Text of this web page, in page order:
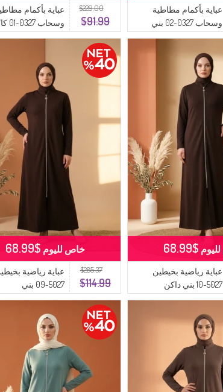
عباية بأكمام مطاطية
وسحاب 0327-02 بني
$229.00
$91.99
عباية بأكمام
وسحاب 0327-01 كاكي
عباية رياضية بخيطين
5027-10 بني داكن
$68.99
$285.37
$114.99
عباية رياضية
5027-09 بني
خاص لليوم $68.99